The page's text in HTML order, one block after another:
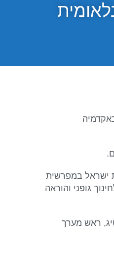
ביוני בפעם ה-63 ברציפות באקדמיה
ישראל במפרשית
לחינוך גופני והוראה
ראש מערך